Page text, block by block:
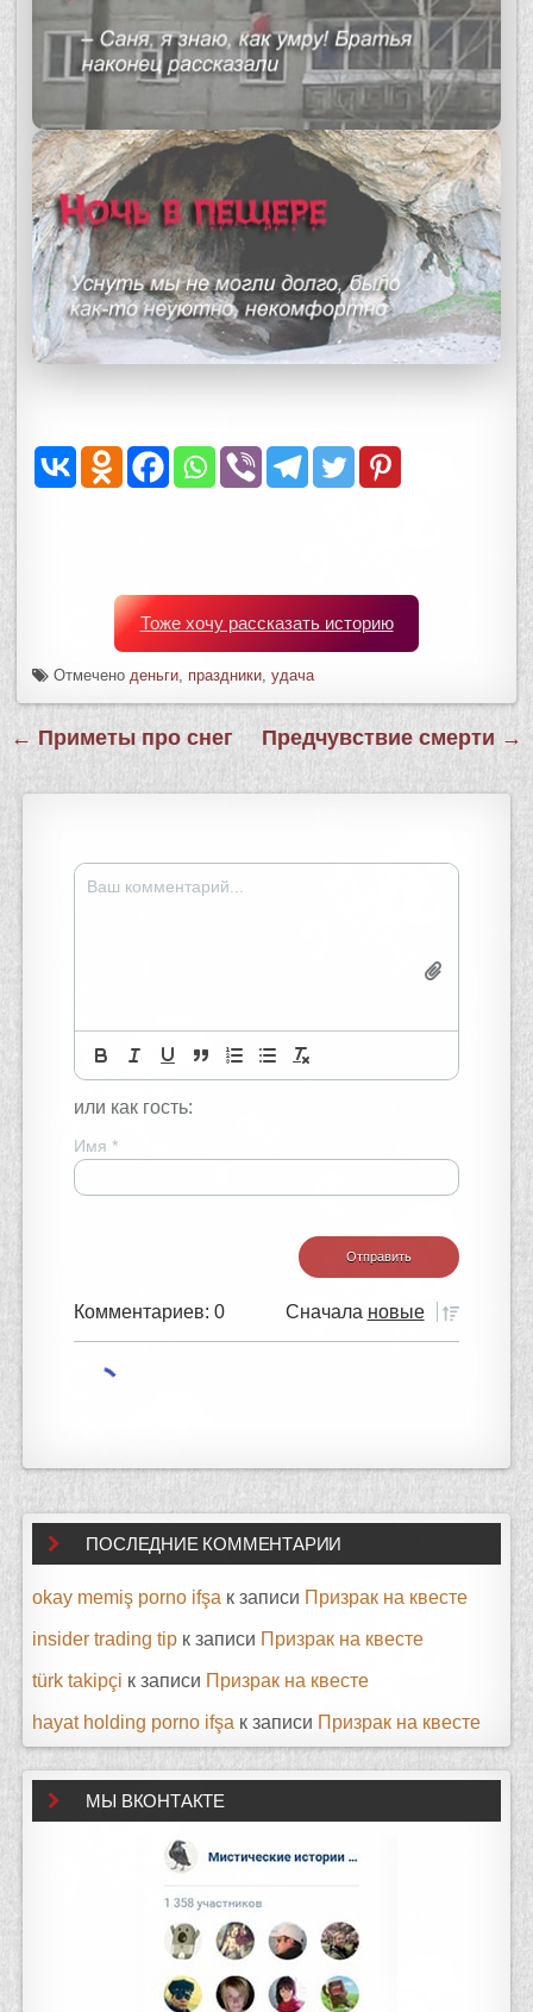
Тоже хочу рассказать историю
Отмечено деньги праздники ,удача
Навигация
записям
← Приметы про снег Предчувствие смерти →
или как гость:
Имя *
Комментариев: 0 Сначала новые
ПОСЛЕДНИЕ КОММЕНТАРИИ
okay memiş porno ifşa к записи Призрак на квесте
insider trading tip к записи Призрак на квесте
türk takipçi к записи Призрак на квесте
hayat holding porno ifşa к записи Призрак на квесте
МЫ ВКОНТАКТЕ